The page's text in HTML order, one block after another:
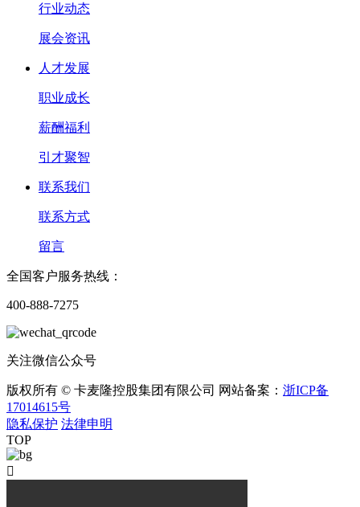
行业动态
展会资讯
人才发展
职业成长
薪酬福利
引才聚智
联系我们
联系方式
留言
全国客户服务热线：
400-888-7275
关注微信公众号
版权所有 © 卡麦隆控股集团有限公司 网站备案： 浙ICP备
17014615号
隐私保护 法律申明
TOP
